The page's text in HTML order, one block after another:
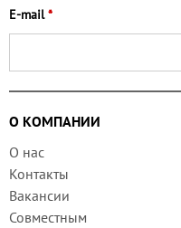
E-mail*
О КОМПАНИИ
О нас
Контакты
Вакансии
Совместным